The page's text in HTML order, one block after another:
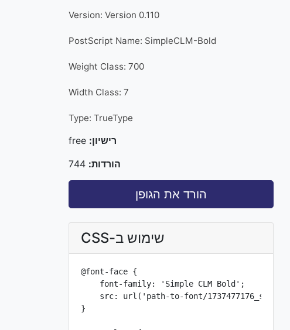
Version: Version 0.110
PostScript Name: SimpleCLM-Bold
Weight Class: 700
Width Class: 7
Type: TrueType
רישיון:
הורדות:
הורד את הגופן
שימוש ב-CSS
@font-face {
    font-family: 'Simple CLM Bold';
src: url('path-to-font/
}